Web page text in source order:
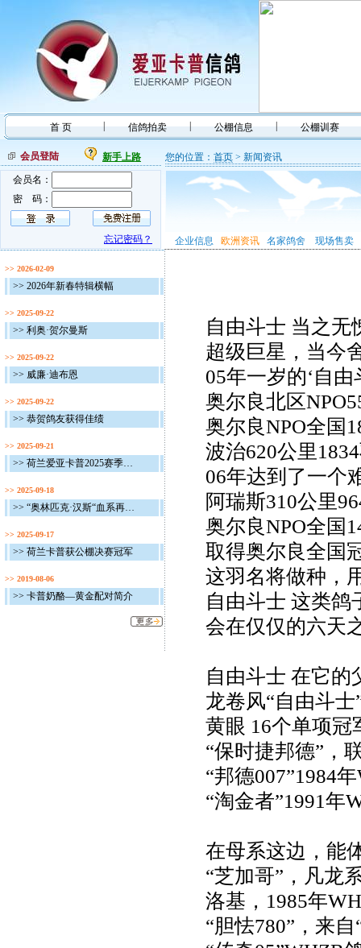
首 页 信鸽拍卖 公棚信息 公棚训赛
会员登陆
新手上路
会员名：
密 码：
忘记密码？
>> 2026-02-09
>> 2026年新春特辑横幅
>> 2025-09-22
>> 利奥·贺尔曼斯
>> 2025-09-22
>> 威廉·迪布恩
>> 2025-09-22
>> 恭贺鸽友获得佳绩
>> 2025-09-21
>> 荷兰爱亚卡普2025赛季完美收官
>> 2025-09-18
>> “奥林匹克·汉斯“血系再获佳绩
>> 2025-09-17
>> 荷兰卡普获公棚决赛冠军
>> 2019-08-06
>> 卡普奶酪—黄金配对简介
您的位置： 首页 > 新闻资讯
企业信息 欧洲资讯 名家鸽舍 现场售卖
自由斗士 当之无
超级巨星，当今
05年一岁的‘自由
奥尔良北区
奥尔良NPO全国
波治620公里
06年达到了一个
阿瑞斯310公里
奥尔良NPO全国
取得奥尔良全国
这羽名将做种，
自由斗士 这类鸽
会在仅仅的六天
自由斗士 在它的
龙卷风“自由斗
黄眼 16个单项冠
“保时捷邦德”，
“邦德007”1984
“淘金者”1991年
在母系这边，能
“芝加哥”，凡龙
洛基，1985年
“胆怯780”，来